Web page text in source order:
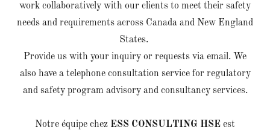
work collaboratively with our clients to meet their safety
needs and requirements across Canada and New England
States.
Provide us with your inquiry or requests via email. We
also have a telephone consultation service for regulatory
and safety program advisory and consultancy services.
Notre équipe chez ESS CONSULTING HSE est